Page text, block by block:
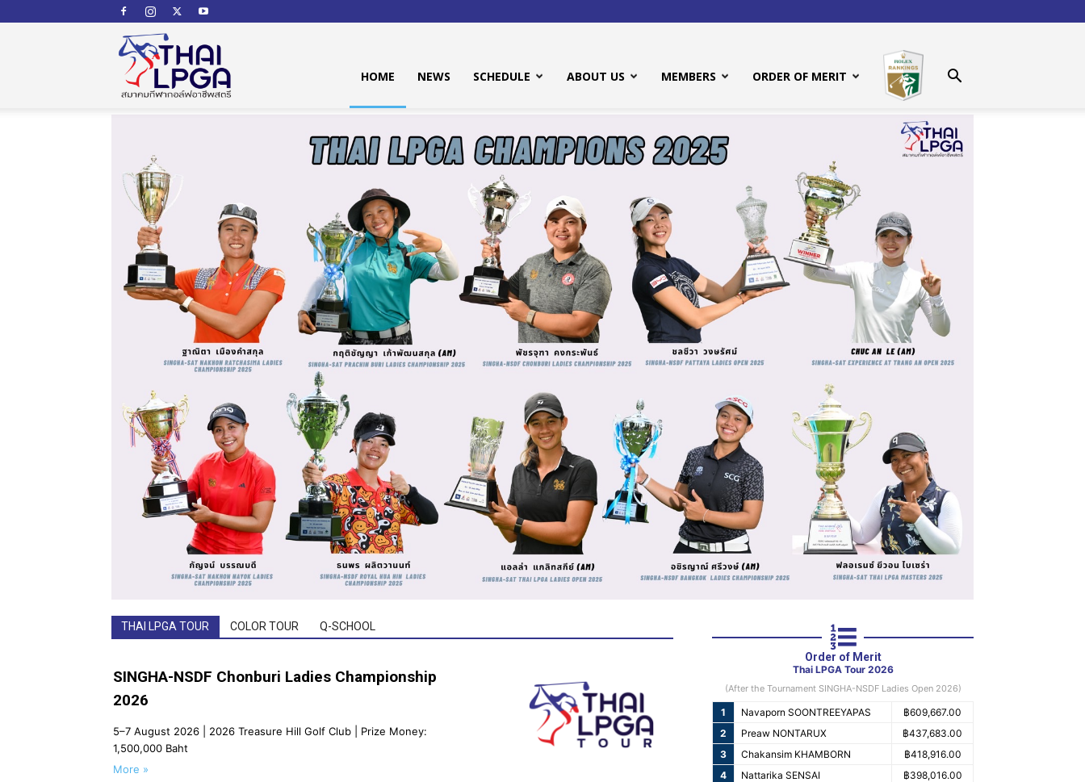
กอล์ฟ
อาชีพ
สตรี
HOME NEWS SCHEDULE ABOUT US MEMBERS ORDER OF MERIT
THAI LPGA TOUR COLOR TOUR Q-SCHOOL
SINGHA-NSDF Chonburi Ladies Championship
2026
5–7 August 2026 | 2026 Treasure Hill Golf Club | Prize Money:
1,500,000 Baht
More »
Order of Merit
Thai LPGA Tour 2026
(After the Tournament SINGHA-NSDF Ladies Open 2026)
1 Navaporn SOONTREEYAPAS
฿609,667.00
2
Preaw NONTARUX
฿437,683.00
3
Chakansim KHAMBORN
฿418,916.00
4
Nattarika SENSAI
฿398,016.00